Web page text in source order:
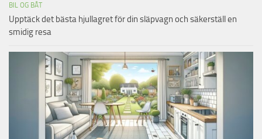
BIL OG BÅT
Upptäck det bästa hjullagret för din släpvagn och säkerställ en
smidig resa